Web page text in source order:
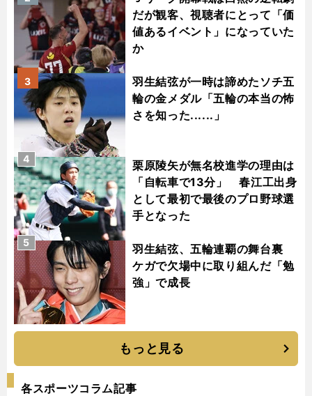
だが観客、視聴者にとって「価
値あるイベント」になっていた
か
羽生結弦が一時は諦めたソチ五
輪の金メダル「五輪の本当の怖
さを知った......」
3
栗原陵矢が無名校進学の理由は
「自転車で13分」 春江工出身
として最初で最後のプロ野球選
手となった
4
羽生結弦、五輪連覇の舞台裏
ケガで欠場中に取り組んだ「勉
強」で成長
5
もっと見る
各スポーツコラム記事